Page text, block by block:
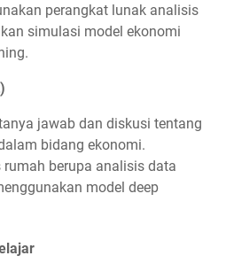
perangkat lunak analisis
simulasi model ekonomi
jawab dan diskusi tentang
bidang ekonomi.
rumah berupa analisis data
model deep